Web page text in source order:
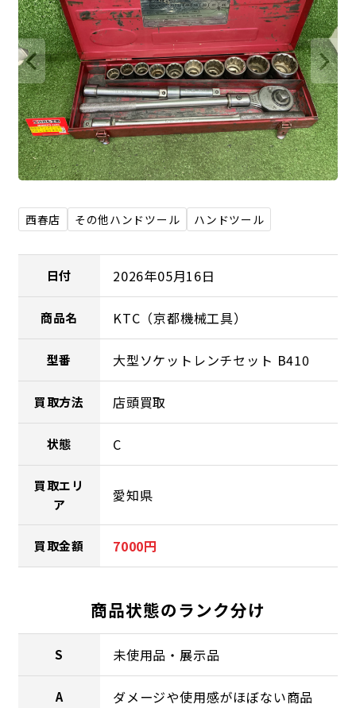
西春店 その他ハンドツール ハンドツール
日付 2026年05月16日
商品名 KTC（京都機械工具）
型番 大型ソケットレンチセット B410
買取方法 店頭買取
状態 C
買取エリ
ア
愛知県
買取金額 7000円
商品状態のランク分け
S 未使用品・展示品
A ダメージや使用感がほぼない商品